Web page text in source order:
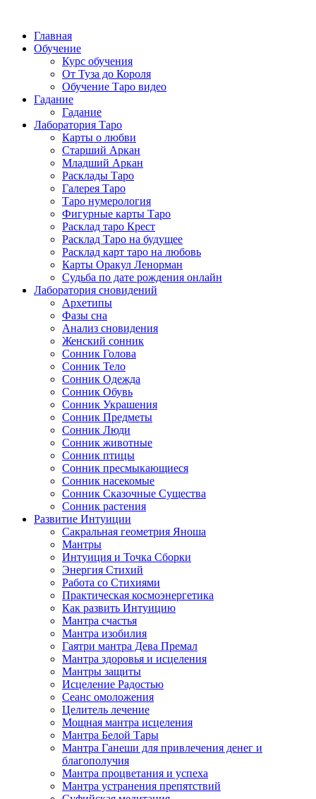
Главная
Обучение
Курс обучения
От Туза до Короля
Обучение Таро видео
Гадание
Гадание
Лаборатория Таро
Карты о любви
Старший Аркан
Младший Аркан
Расклады Таро
Галерея Таро
Таро нумерология
Фигурные карты Таро
Расклад таро Крест
Расклад Таро на будущее
Расклад карт таро на любовь
Карты Оракул Ленорман
Судьба по дате рождения онлайн
Лаборатория сновидений
Архетипы
Фазы сна
Анализ сновидения
Женский сонник
Сонник Голова
Сонник Тело
Сонник Одежда
Сонник Обувь
Сонник Украшения
Сонник Предметы
Сонник Люди
Сонник животные
Сонник птицы
Сонник пресмыкающиеся
Сонник насекомые
Сонник Сказочные Существа
Сонник растения
Развитие Интуиции
Сакральная геометрия Яноша
Мантры
Интуиция и Точка Сборки
Энергия Стихий
Работа со Стихиями
Практическая космоэнергетика
Как развить Интуицию
Мантра счастья
Мантра изобилия
Гаятри мантра Дева Премал
Мантра здоровья и исцеления
Мантры защиты
Исцеление Радостью
Сеанс омоложения
Целитель лечение
Мощная мантра исцеления
Мантра Белой Тары
Мантра Ганеши для привлечения денег и
благополучия
Мантра процветания и успеха
Мантра устранения препятствий